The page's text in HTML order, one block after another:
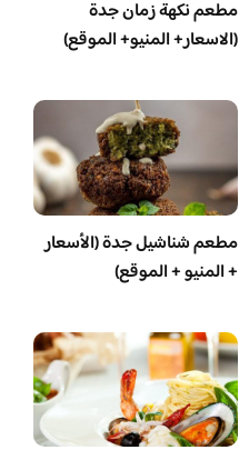
مطعم نكهة زمان جدة
(الاسعار+ المنيو+ الموقع)
مطعم شناشيل جدة (الأسعار
+ المنيو + الموقع)